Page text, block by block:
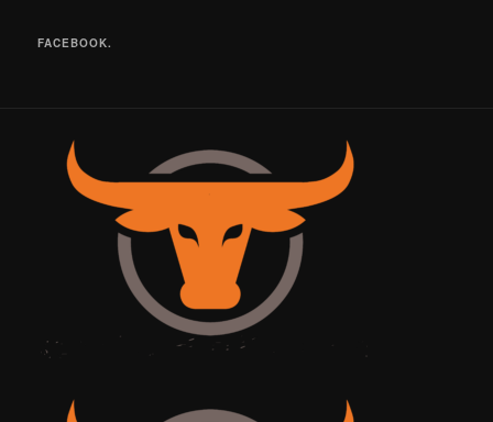
FACEBOOK.